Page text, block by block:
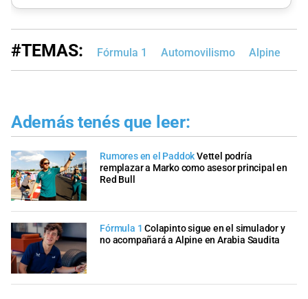
#TEMAS: Fórmula 1 Automovilismo Alpine
Además tenés que leer:
Rumores en el PaddokVettel podría
remplazar a Marko como asesor principal en
Red Bull
Fórmula 1 Colapinto sigue en el simulador y
no acompañará a Alpine en Arabia Saudita